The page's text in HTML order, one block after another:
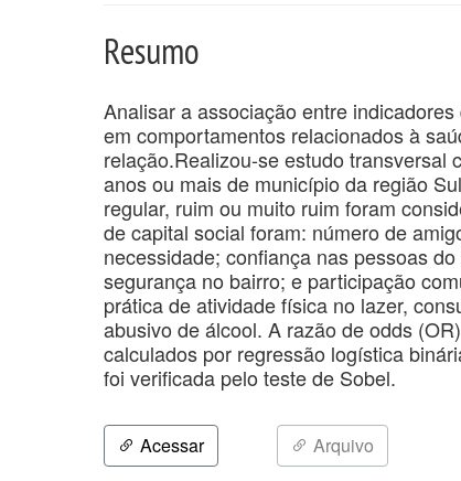
Resumo
Analisar a associação entre
em comportamentos relacionados à
relação.Realizou-se estudo transversal
anos ou mais de município da região
regular, ruim ou muito ruim foram
de capital social foram: número de
necessidade; confiança nas pessoas
segurança no bairro; e participação
prática de atividade física no lazer,
abusivo de álcool. A razão de odds
calculados por regressão logística
foi verificada pelo teste de Sobel.
Acessar Arquivo